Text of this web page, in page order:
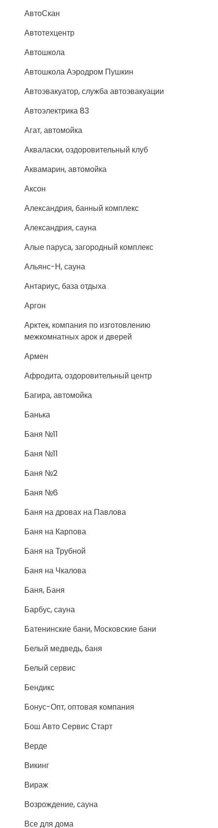
АвтоСкан
Автотехцентр
Автошкола
Автошкола Аэродром Пушкин
Автоэвакуатор, служба автоэвакуации
Автоэлектрика 83
Агат, автомойка
Акваласки, оздоровительный клуб
Аквамарин, автомойка
Аксон
Александрия, банный комплекс
Александрия, сауна
Алые паруса, загородный комплекс
Альянс-Н, сауна
Антариус, база отдыха
Аргон
Арктек, компания по изготовлению
межкомнатных арок и дверей
Армен
Афродита, оздоровительный центр
Багира, автомойка
Банька
Баня №11
Баня №11
Баня №2
Баня №6
Баня на дровах на Павлова
Баня на Карпова
Баня на Трубной
Баня на Чкалова
Баня, Баня
Барбус, сауна
Батенинские бани, Московские бани
Белый медведь, баня
Белый сервис
Бендикс
Бонус-Опт, оптовая компания
Бош Авто Сервис Старт
Верде
Викинг
Вираж
Возрождение, сауна
Все для дома